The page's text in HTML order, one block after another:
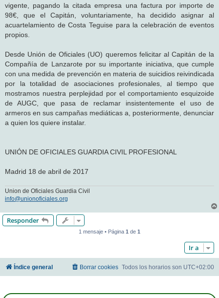
vigente, pagando la citada empresa una factura por importe de
98€, que el Capitán, voluntariamente, ha decidido asignar al
acuartelamiento de Costa Teguise para la celebración de eventos
propios.
Desde Unión de Oficiales (UO) queremos felicitar al Capitán de la
Compañía de Lanzarote por su importante iniciativa, que cumple
con una medida de prevención en materia de suicidios reivindicada
por la totalidad de asociaciones profesionales, al tiempo que
mostramos nuestra perplejidad por el comportamiento esquizoide
de AUGC, que pasa de reclamar insistentemente el uso de
armeros en sus campañas mediáticas a, posteriormente, denunciar
a quien los quiere instalar.
UNIÓN DE OFICIALES GUARDIA CIVIL PROFESIONAL
Madrid 18 de abril de 2017
Union de Oficiales Guardia Civil
info@unionoficiales.org
Responder
1 mensaje • Página 1 de 1
Ir a
Índice general Todos los horarios son UTC+02:00
Borrar cookies